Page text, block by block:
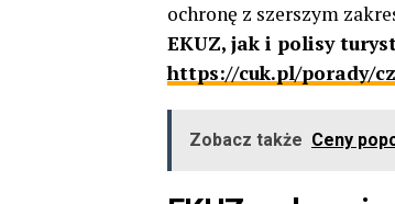
ochronę z szerszym
EKUZ, jak i polisy
https://cuk.pl/porady/
Zobacz także Ceny